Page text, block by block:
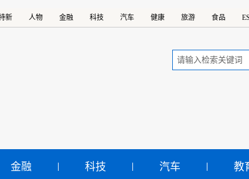
新 人物 金融 科技 汽车 健康 旅游 食品
金融 科技 汽车 教